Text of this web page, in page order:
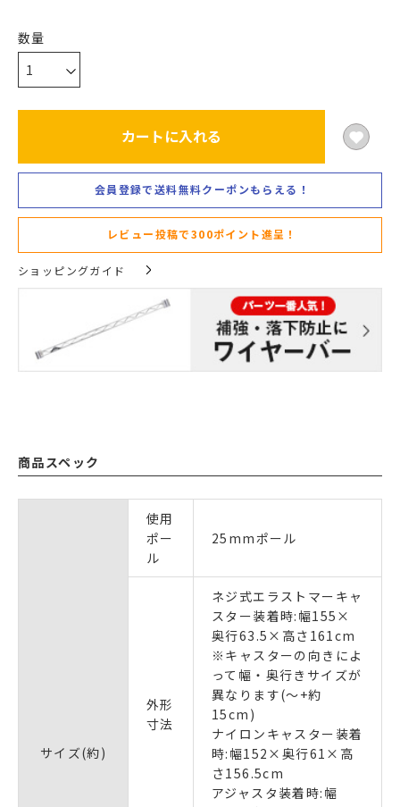
カートに入れる
会員登録で送料無料クーポンもらえる！
レビュー投稿で300ポイント進呈！
ショッピングガイド
商品スペック
サイズ(約)
使用
ポー
ル
25mmポール
外形
寸法
ネジ式エラストマーキャ
スター装着時:幅155×
奥行63.5×高さ161cm
※キャスターの向きによ
って幅・奥行きサイズが
異なります(～+約
15cm)
ナイロンキャスター装着
時:幅152×奥行61×高
さ156.5cm
アジャスタ装着時:幅